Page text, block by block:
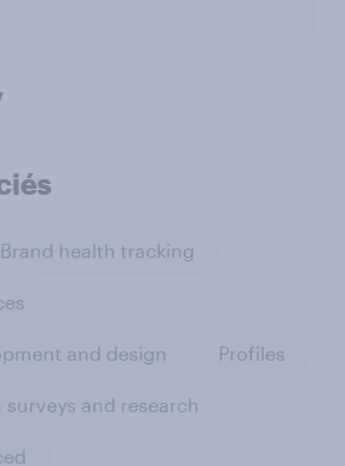
Brand health tracking
and design Profiles
surveys and research